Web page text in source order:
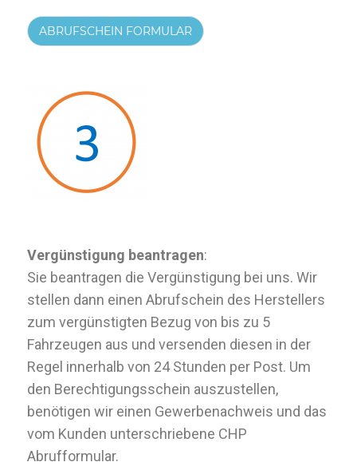
ABRUFSCHEIN FORMULAR
Vergünstigung beantragen:
Sie beantragen die Vergünstigung bei uns. Wir
stellen dann einen Abrufschein des Herstellers
zum vergünstigten Bezug von bis zu 5
Fahrzeugen aus und versenden diesen in der
Regel innerhalb von 24 Stunden per Post. Um
den Berechtigungsschein auszustellen,
benötigen wir einen Gewerbenachweis und das
vom Kunden unterschriebene CHP
Abrufformular.